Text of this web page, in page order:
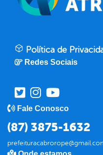
Política de
Redes Sociais
Fale Conosco
(87) 3875-1632